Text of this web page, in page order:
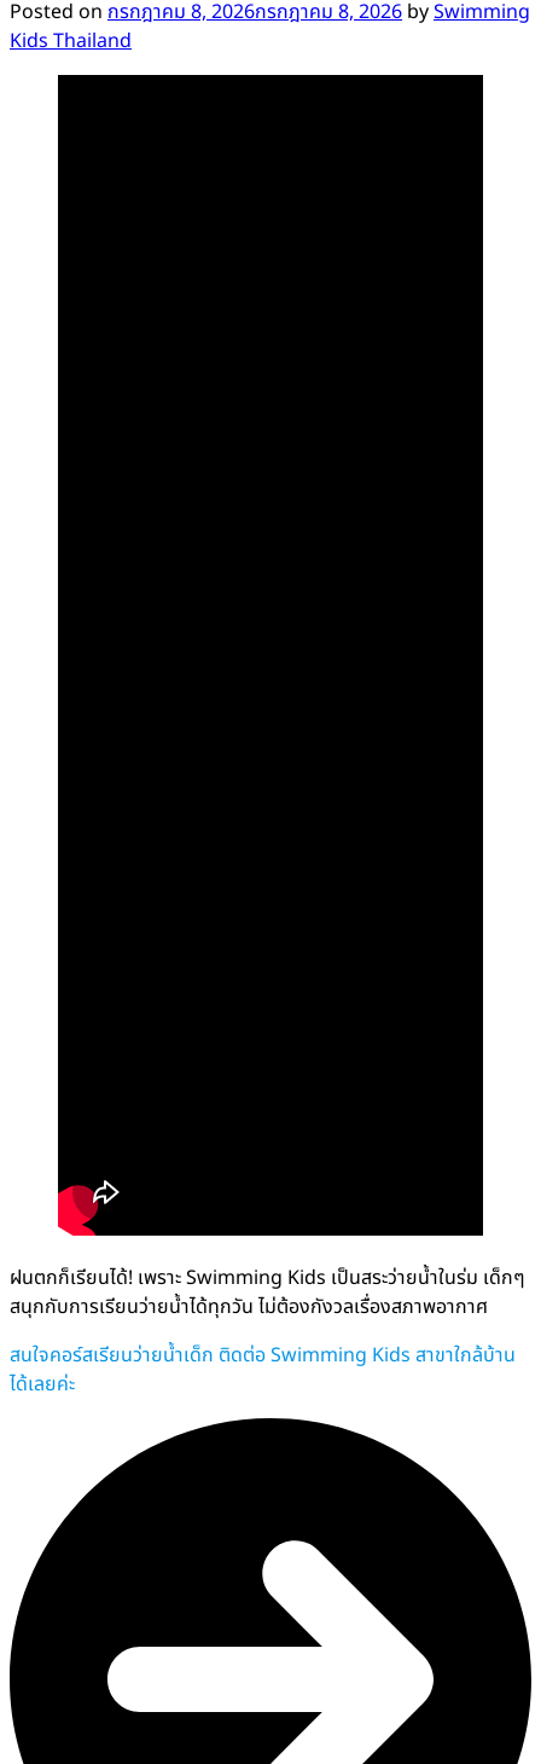
Posted on กรกฎาคม 8, 2026กรกฎาคม 8, 2026 bySwimming
Kids Thailand
ฝนตกก็เรียนได้! เพราะ Swimming Kids เป็นสระว่ายน้ำในร่ม เด็กๆ
สนุกกับการเรียนว่ายน้ำได้ทุกวัน ไม่ต้องกังวลเรื่องสภาพอากาศ
สนใจคอร์สเรียนว่ายน้ำเด็ก ติดต่อ Swimming Kids สาขาใกล้บ้าน
ได้เลยค่ะ